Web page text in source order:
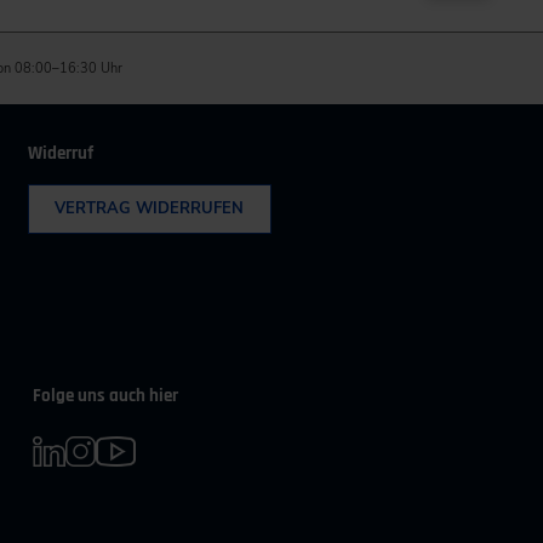
08:00–16:30 Uhr
Widerruf
VERTRAG WIDERRUFEN
Folge uns auch hier